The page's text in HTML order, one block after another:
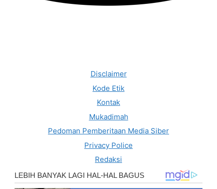
Disclaimer
Kode Etik
Kontak
Mukadimah
Pedoman Pemberitaan Media Siber
Privacy Police
Redaksi